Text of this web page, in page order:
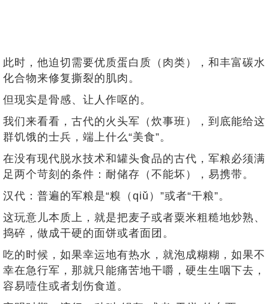
此时，他迫切需要优质蛋白质（肉类），和丰富碳水
化合物来修复撕裂的肌肉。
但现实是骨感、让人作呕的。
我们来看看，古代的火头军（炊事班），到底能给这
群饥饿的士兵，端上什么“美食”。
在没有现代脱水技术和罐头食品的古代，军粮必须满
足两个苛刻的条件：耐储存（不能坏），易携带。
汉代：普遍的军粮是“糗（qiǔ）”或者“干粮”。
这玩意儿本质上，就是把麦子或者粟米粗糙地炒熟、
捣碎，做成干硬的面饼或者面团。
吃的时候，如果幸运地有热水，就泡成糊糊，如果不
幸在急行军，那就只能痛苦地干嚼，硬生生咽下去，
容易噎住或者划伤食道。